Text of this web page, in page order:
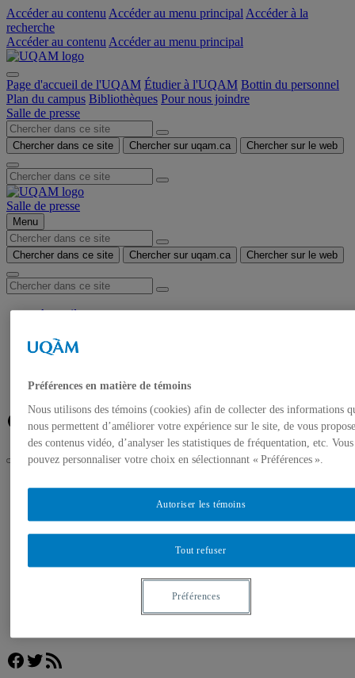
Accéder au contenu Accéder au menu principal Accéder à la
recherche
Accéder au contenu Accéder au menu principal
Page d'accueil de l'UQAM Étudier à l'UQAM Bottin du personnel
Plan du campus Bibliothèques Pour nous joindre
Salle de presse
Chercher dans ce site Chercher sur uqam.ca Chercher sur le web
Salle de presse
Menu
Chercher dans ce site Chercher sur uqam.ca Chercher sur le web
Accueil
Autorisation de tournage
Banque de photos
Plan du campus
Facebook
Twitter
Flux RSS
Conçu par l’UQAM : TRIPLEX, un jeu pour bâtir sa
confiance en français
Communiqués de presse
Autorisation de tournage
À propos de l’UQAM
Facebook
Twitter
Flux RSS
Préférences en matière de témoins
Nous utilisons des témoins (cookies) afin de collecter des informations
nous permettent d’améliorer votre expérience sur le site, de vous
des contenus vidéo, d’analyser les statistiques de fréquentation, etc. Vous
pouvez personnaliser votre choix en sélectionnant « Préférences ».
Tout refuser
Autoriser les témoins
Préférences